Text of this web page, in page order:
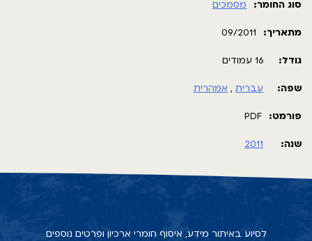
סוג החומר: מסמכים
מתאריך: 09/2011
גודל: 16 עמודים
שפה: עברית אמהרית
פורמט: PDF
שנה: 2011
לסיוע באיתור מידע, איסוף חומרי ארכיון ופרטים נוספים